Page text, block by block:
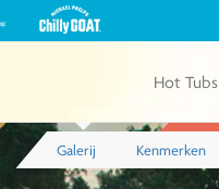
Bekijk
onze
Kuipen
van
Master
Hot Tubs
Galerij Kenmerken